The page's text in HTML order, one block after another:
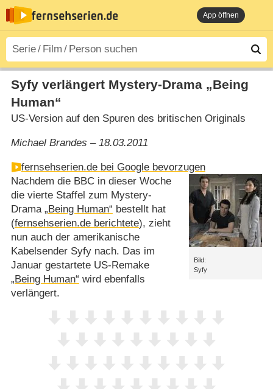
App öffnen
Syfy verlängert Mystery-Drama „Being
Human“
US-Version auf den Spuren des britischen Originals
Michael Brandes – 18.03.2011
fernsehserien.de bei Google bevorzugen
Bild:
Syfy
Nachdem die BBC in dieser Woche
die vierte Staffel zum Mystery-
Drama „Being Human“ bestellt hat
(fernsehserien.de berichtete), zieht
nun auch der amerikanische
Kabelsender Syfy nach. Das im
Januar gestartete US-Remake
„Being Human“ wird ebenfalls
verlängert.